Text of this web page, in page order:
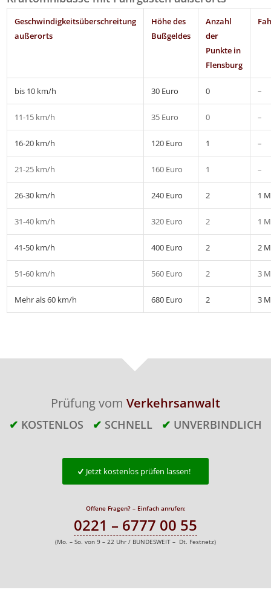
Geschwindigkeitsüberschreitung
außerorts
Höhe des
Bußgeldes
Anzahl
der
Punkte in
Flensburg
bis 10 km/h 30 Euro 0 –
11-15 km/h 35 Euro 0 –
16-20 km/h 120 Euro 1 –
21-25 km/h 160 Euro 1 –
26-30 km/h 240 Euro 2 1
31-40 km/h 320 Euro 2 1
41-50 km/h 400 Euro 2 2
51-60 km/h 560 Euro 2 3
Mehr als 60 km/h 680 Euro 2 3
Prüfung vom Verkehrsanwalt
✔ KOSTENLOS ✔ SCHNELL ✔ UNVERBINDLICH
Jetzt kostenlos prüfen lassen!
Offene Fragen? – Einfach anrufen:
0221 – 6777 00 55
(Mo. – So. von 9 – 22 Uhr / BUNDESWEIT – Dt. Festnetz)